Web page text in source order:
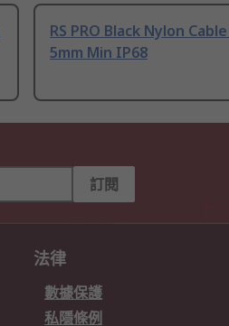
RS PRO Black Nylon
5mm Min IP68
訂閱
法律
數據保護
私隱條例